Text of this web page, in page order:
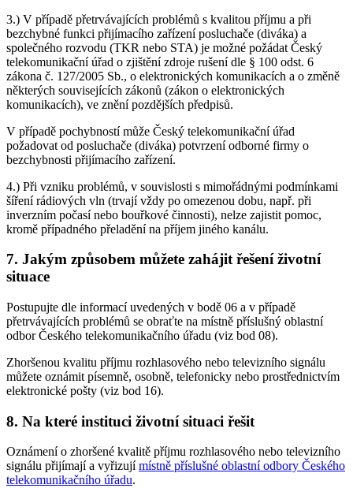
3.) V případě přetrvávajících problémů s kvalitou příjmu a při
bezchybné funkci přijímacího zařízení posluchače (diváka) a
společného rozvodu (TKR nebo STA) je možné požádat Český
telekomunikační úřad o zjištění zdroje rušení dle § 100 odst. 6
zákona č. 127/2005 Sb., o elektronických komunikacích a o změně
některých souvisejících zákonů (zákon o elektronických
komunikacích), ve znění pozdějších předpisů.
V případě pochybností může Český telekomunikační úřad
požadovat od posluchače (diváka) potvrzení odborné firmy o
bezchybnosti přijímacího zařízení.
4.) Při vzniku problémů, v souvislosti s mimořádnými podmínkami
šíření rádiových vln (trvají vždy po omezenou dobu, např. při
inverzním počasí nebo bouřkové činnosti), nelze zajistit pomoc,
kromě případného přeladění na příjem jiného kanálu.
7. Jakým způsobem můžete zahájit řešení životní
situace
Postupujte dle informací uvedených v bodě 06 a v případě
přetrvávajících problémů se obraťte na místně příslušný oblastní
odbor Českého telekomunikačního úřadu (viz bod 08).
Zhoršenou kvalitu příjmu rozhlasového nebo televizního signálu
můžete oznámit písemně, osobně, telefonicky nebo prostřednictvím
elektronické pošty (viz bod 16).
8. Na které instituci životní situaci řešit
Oznámení o zhoršené kvalitě příjmu rozhlasového nebo televizního
signálu přijímají a vyřizujímístně příslušné oblastní odbory Českého
telekomunikačního úřadu.